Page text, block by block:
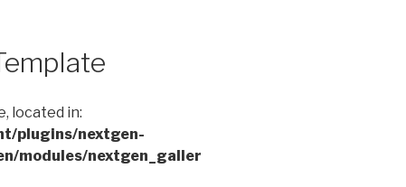
located in:
plugins/nextgen-
modules/nextgen_galler